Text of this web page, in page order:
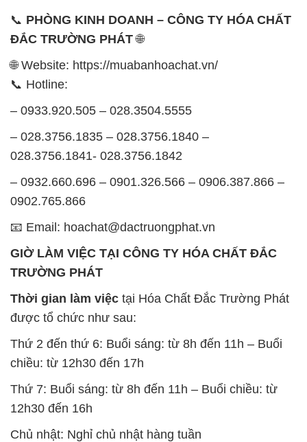
📞 PHÒNG KINH DOANH – CÔNG TY HÓA CHẤT
ĐẮC TRƯỜNG PHÁT🌐
🌐 Website: https://muabanhoachat.vn/
📞 Hotline:
– 0933.920.505 – 028.3504.5555
– 028.3756.1835 – 028.3756.1840 –
028.3756.1841- 028.3756.1842
– 0932.660.696 – 0901.326.566 – 0906.387.866 –
0902.765.866
📧 Email: hoachat@dactruongphat.vn
GIỜ LÀM VIỆC TẠI CÔNG TY HÓA CHẤT ĐẮC
TRƯỜNG PHÁT
Thời gian làm việc tại Hóa Chất Đắc Trường Phát
được tổ chức như sau:
Thứ 2 đến thứ 6: Buổi sáng: từ 8h đến 11h – Buổi
chiều: từ 12h30 đến 17h
Thứ 7: Buổi sáng: từ 8h đến 11h – Buổi chiều: từ
12h30 đến 16h
Chủ nhật: Nghỉ chủ nhật hàng tuần